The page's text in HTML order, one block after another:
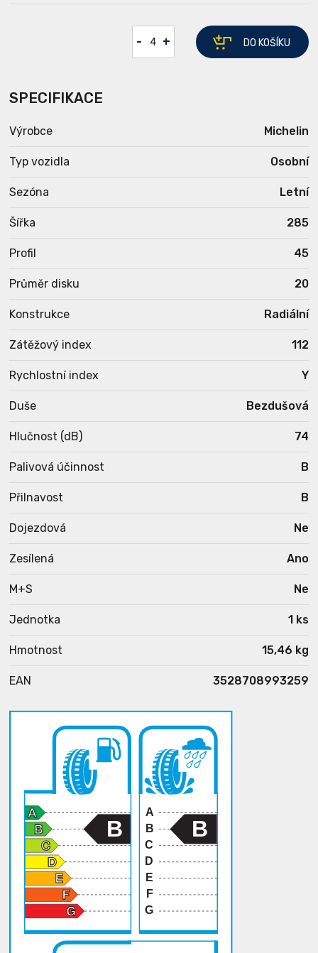
- + DO KOŠÍKU
SPECIFIKACE
Výrobce Michelin
Typ vozidla Osobní
Sezóna Letní
Šířka 285
Profil 45
Průměr disku 20
Konstrukce Radiální
Zátěžový index 112
Rychlostní index Y
Duše Bezdušová
Hlučnost (dB) 74
Palivová účinnost B
Přilnavost B
Dojezdová Ne
Zesílená Ano
M+S Ne
Jednotka 1 ks
Hmotnost 15,46 kg
EAN 3528708993259
A
B
C
D
E
F
G
B B